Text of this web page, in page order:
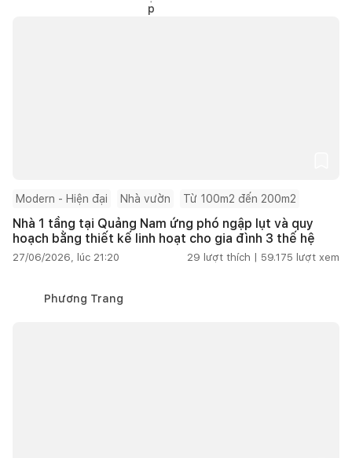
Modern - Hiện đại Nhà vườn Từ 100m2 đến 200m2
Nhà 1 tầng tại Quảng Nam ứng phó ngập lụt và quy
hoạch bằng thiết kế linh hoạt cho gia đình 3 thế hệ
27/06/2026, lúc 21:20 29 lượt thích | 59.175 lượt xem
Phương Trang